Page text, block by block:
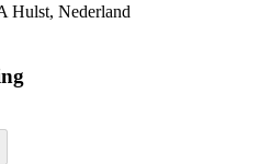
Hulst, Nederland